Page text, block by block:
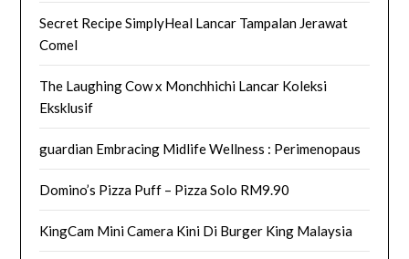
Secret Recipe SimplyHeal Lancar Tampalan Jerawat
Comel
The Laughing Cow x Monchhichi Lancar Koleksi
Eksklusif
guardian Embracing Midlife Wellness : Perimenopaus
Domino’s Pizza Puff – Pizza Solo RM9.90
KingCam Mini Camera Kini Di Burger King Malaysia